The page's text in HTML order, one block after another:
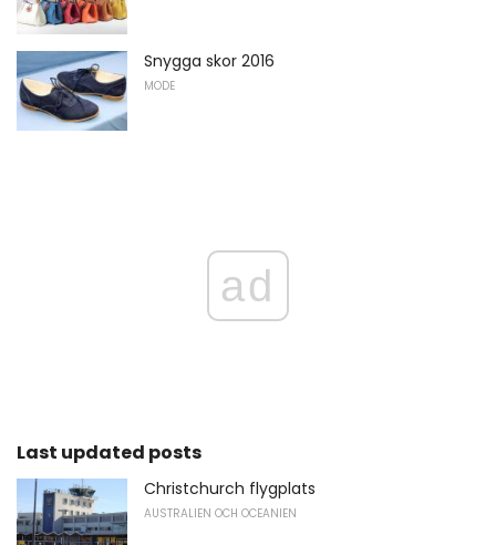
Snygga skor 2016
MODE
ad
Last updated posts
Christchurch flygplats
AUSTRALIEN OCH OCEANIEN